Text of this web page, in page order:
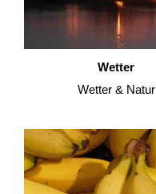
Wetter
Wetter & Natur